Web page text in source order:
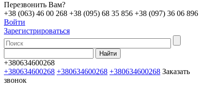
Перезвонить Вам?
+38 (063) 46 00 268 +38 (095) 68 35 856 +38 (097) 36 06 896
Войти
Зарегистрироваться
+380634600268
+380634600268 +380634600268 +380634600268 Заказать
звонок